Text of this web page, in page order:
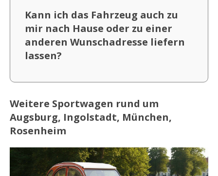
Kann ich das Fahrzeug auch zu
mir nach Hause oder zu einer
anderen Wunschadresse liefern
lassen?
Weitere Sportwagen rund um
Augsburg, Ingolstadt, München,
Rosenheim